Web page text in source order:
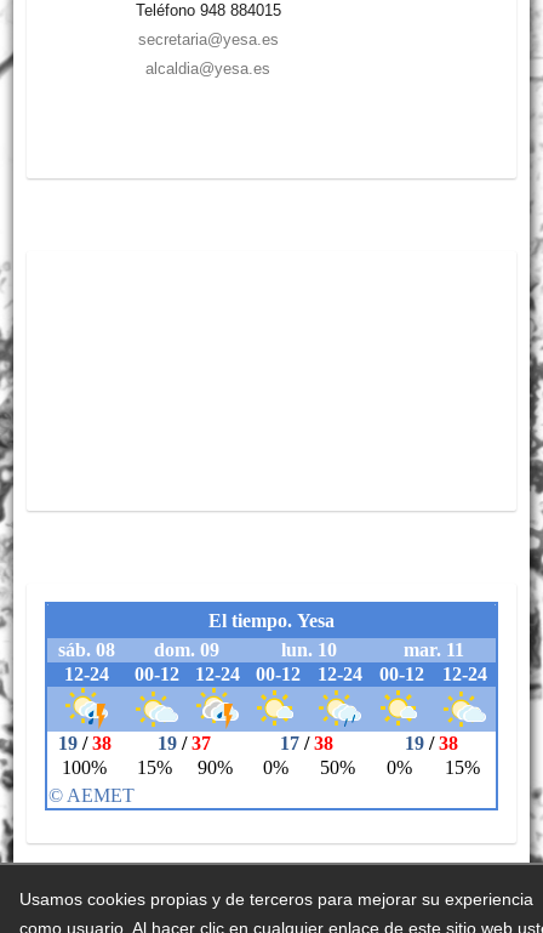
Usamos cookies propias y de terceros para mejorar su experiencia
como usuario. Al hacer clic en cualquier enlace de este sitio web
Teléfono 948 884015
secretaria@yesa.es
alcaldia@yesa.es